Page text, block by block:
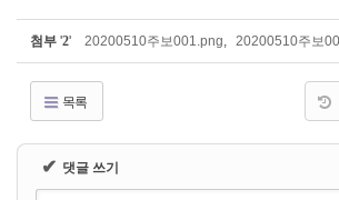
첨부 '2' 20200510주보001.png 20200510주보
목록
✔ 댓글 쓰기